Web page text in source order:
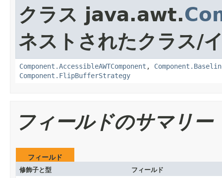
クラス java.awt.
ネストされたクラス/
Component.AccessibleAWTComponent ,
Component.FlipBufferStrategy
フィールドのサマリー
フィールド
修飾子と型 フィールド